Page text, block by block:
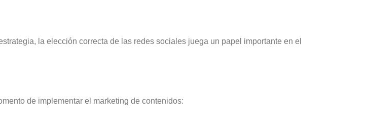
la elección correcta de las redes sociales juega un papel importante en el
de implementar el marketing de contenidos: